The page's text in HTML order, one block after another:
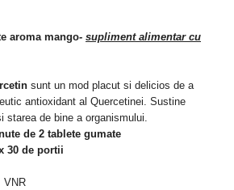
aroma mango- supliment alimentar cu
sunt un mod placut si delicios de a
antioxidant al Quercetinei. Sustine
starea de bine a organismului.
de 2 tablete gumate
30 de portii